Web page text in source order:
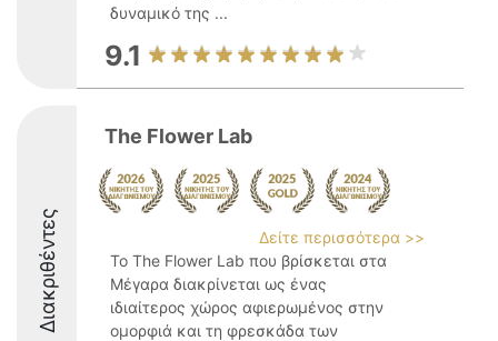
δυναμικό της ...
9.1
Διακριθέντες
The Flower Lab
Δείτε περισσότερα >>
Το The Flower Lab που βρίσκεται στα
Μέγαρα διακρίνεται ως ένας
ιδιαίτερος χώρος αφιερωμένος στην
ομορφιά και τη φρεσκάδα των